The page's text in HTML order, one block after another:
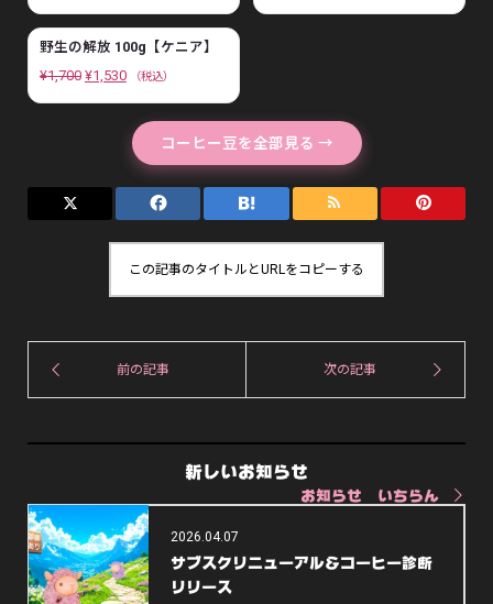
野生の解放 100g【ケニア】
¥1,700 元
の
は
¥
た
¥1,530現
在
の
価
格
は
¥
1
3
す
（税込）
コーヒー豆を全部見る →
この記事のタイトルとURLをコピーする
新しいお知らせ
お知らせ いちらん
2026.04.07
サブスクリニューアル＆コーヒー診断
リリース